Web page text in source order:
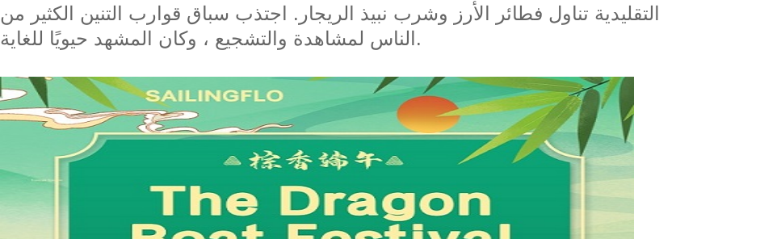
التقليدية تناول فطائر الأرز وشرب نبيذ الريجار. اجتذب سباق قوارب التنين الكثير من
الناس لمشاهدة والتشجيع ، وكان المشهد حيويًا للغاية.